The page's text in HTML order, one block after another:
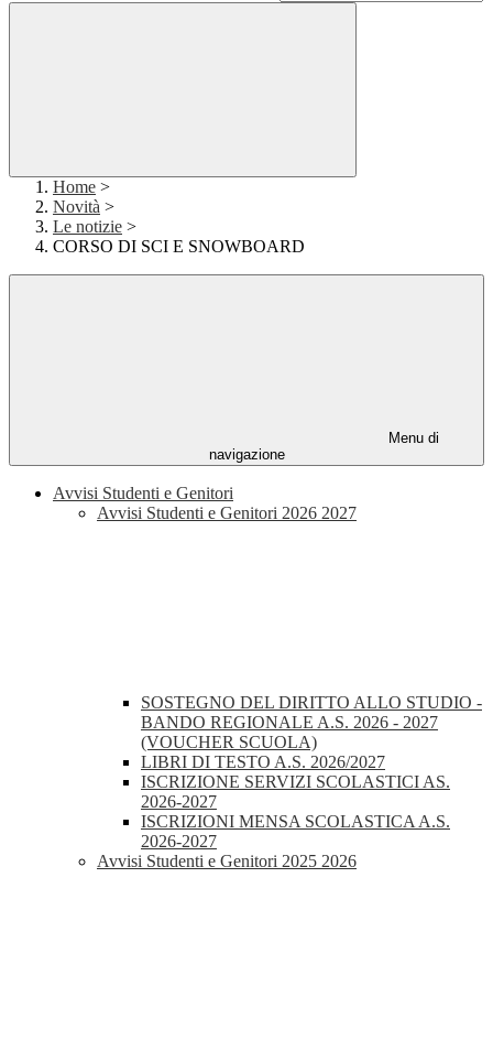
Home >
Novità >
Le notizie >
CORSO DI SCI E SNOWBOARD
Menu di
navigazione
Avvisi Studenti e Genitori
Avvisi Studenti e Genitori 2026 2027
SOSTEGNO DEL DIRITTO ALLO STUDIO -
BANDO REGIONALE A.S. 2026 - 2027
(VOUCHER SCUOLA)
LIBRI DI TESTO A.S. 2026/2027
ISCRIZIONE SERVIZI SCOLASTICI AS.
2026-2027
ISCRIZIONI MENSA SCOLASTICA A.S.
2026-2027
Avvisi Studenti e Genitori 2025 2026